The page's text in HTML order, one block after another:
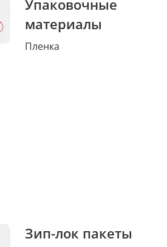
Упаковочные
материалы
Пленка
Зип-лок пакеты